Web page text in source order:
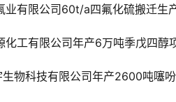
业有限公司60t/a四氟化硫搬迁生
化工有限公司年产6万吨季戊四醇
生物科技有限公司年产2600吨噻